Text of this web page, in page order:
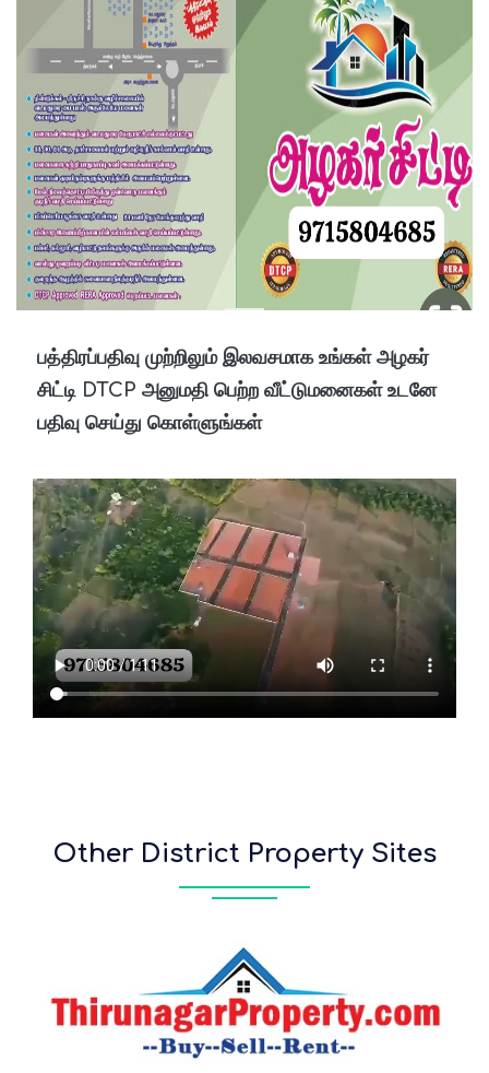
பத்திரப்பதிவு முற்றிலும் இலவசமாக உங்கள் அழகர்
சிட்டி DTCP அனுமதி பெற்ற வீட்டுமனைகள் உடனே
பதிவு செய்து கொள்ளுங்கள்
Other District Property Sites